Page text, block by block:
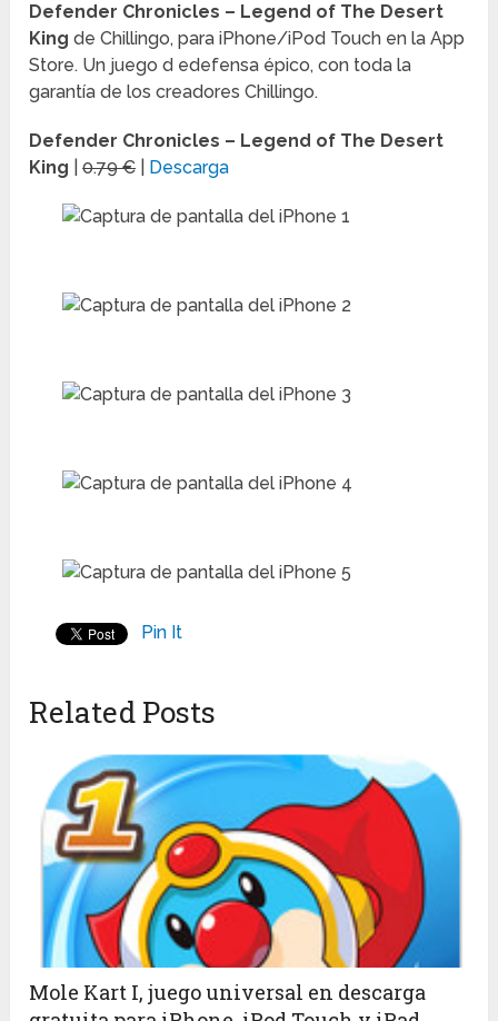
Defender Chronicles – Legend of The Desert
King de Chillingo, para iPhone/iPod Touch en la App
Store. Un juego d edefensa épico, con toda la
garantía de los creadores Chillingo.
Defender Chronicles – Legend of The Desert
King |0.79 € Descarga
Pin It
Related Posts
Mole Kart I, juego universal en descarga